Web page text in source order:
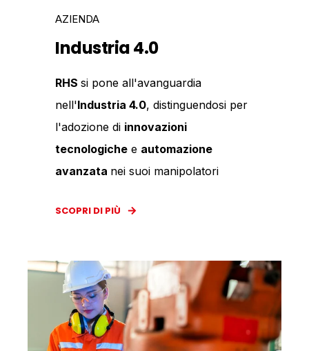
AZIENDA
Industria 4.0
RHS si pone all'avanguardia
nell'Industria 4.0, distinguendosi per
l'adozione di innovazioni
tecnologiche e automazione
avanzata nei suoi manipolatori
SCOPRI DI PIÙ